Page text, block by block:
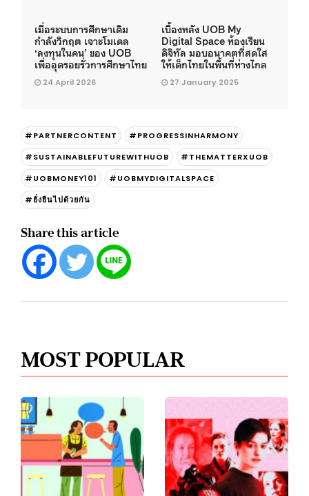
เมื่อระบบการศึกษาเดิม
กำลังวิกฤต เจาะโมเดล
‘ลงทุนในคน’ ของ UOB
เพื่ออุดรอยรั่วการศึกษาไทย
24 April 2026
เบื้องหลัง UOB My
Digital Space ห้องเรียน
ดิจิทัล มอบอนาคตที่สดใส
ให้เด็กไทยในพื้นที่ห่างไกล
27 January 2025
#PARTNERCONTENT
#PROGRESSINHARMONY
#SUSTAINABLEFUTUREWITHUOB
#THEMATTERXUOB
#UOBMONEY101
#UOBMYDIGITALSPACE
#ยั่งยืนไปด้วยกัน
Share this article
MOST POPULAR